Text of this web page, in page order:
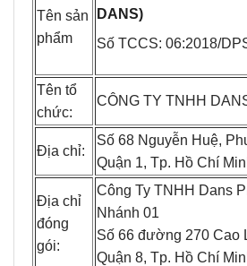
Tên sản
phẩm
DANS)
Số TCCS: 06:2018/
Tên tổ
chức:
CÔNG TY TNHH
Địa chỉ:
Số 68 Nguyễn Huệ,
Quận 1, Tp. Hồ Chí
Địa chỉ
đóng
gói:
Công Ty TNHH Dans
Nhánh 01
Số 66 đường 270 Cao
Quận 8, Tp. Hồ Chí